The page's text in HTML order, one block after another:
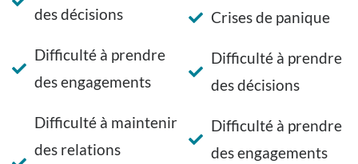
des décisions
Difficulté à prendre
des engagements
Difficulté à maintenir
des relations
Crises de panique
Difficulté à prendre
des décisions
Difficulté à prendre
des engagements